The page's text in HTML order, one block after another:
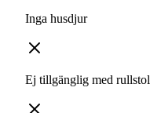
Inga husdjur
Ej tillgänglig med rullstol